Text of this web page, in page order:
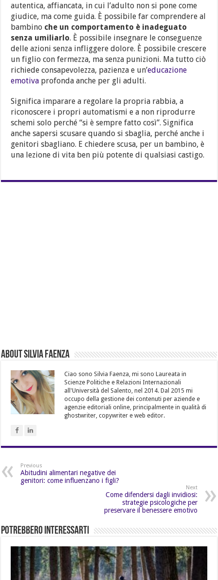
autentica, affiancata, in cui l’adulto non si pone come
giudice, ma come guida. È possibile far comprendere al
bambino che un comportamento è inadeguato
senza umiliarlo. È possibile insegnare le conseguenze
delle azioni senza infliggere dolore. È possibile crescere
un figlio con fermezza, ma senza punizioni. Ma tutto ciò
richiede consapevolezza, pazienza e un’educazione
emotiva profonda anche per gli adulti.
Significa imparare a regolare la propria rabbia, a
riconoscere i propri automatismi e a non riprodurre
schemi solo perché “si è sempre fatto così”. Significa
anche sapersi scusare quando si sbaglia, perché anche i
genitori sbagliano. E chiedere scusa, per un bambino, è
una lezione di vita ben più potente di qualsiasi castigo.
About Silvia Faenza
Ciao sono Silvia Faenza, mi sono Laureata in
Scienze Politiche e Relazioni Internazionali
all'Università del Salento, nel 2014. Dal 2015 mi
occupo della gestione dei contenuti per aziende e
agenzie editoriali online, principalmente in qualità di
ghostwriter, copywriter e web editor.
Previous
Abitudini alimentari negative dei
genitori: come influenzano i figli?
Next
Come difendersi dagli invidiosi:
strategie psicologiche per
preservare il benessere emotivo
Potrebbero Interessarti